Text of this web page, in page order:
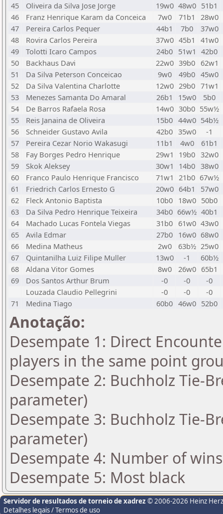
45
Oliveira da Silva Jose Jorge 19w0 48w0 51b1
46
Franz Henrique Karam da Conceica 7w0 71b1
28w0
47
Pereira Carlos Pequer 44b1 7b0 37w0
48
Rovira Carlos Pereira 37w0 45b1
41w0
49
Tolotti Icaro Campos 24b0 51w1 42b0
50
Backhaus Davi 22w0 39b0 62w1
51
Da Silva Peterson Conceicao 9w0 49b0 45w0
52
Da Silva Valentina Charlotte 12w0 29b0 71w1
53
Menezes Samanta Do Amaral 26b1 15w0 5b0
54
De Barros Rafaela Rosa 14w0 30b0 55w½
55
Reis Janaina de Oliveira 15b0 44w0 54b½
56
Schneider Gustavo Avila 42b0 35w0
-1
57
Pereira Cezar Norio Wakasugi 11b1 4w0 61b1
58
Fay Borges Pedro Henrique 29w1 19b0 32w0
59
Skok Aleksey 30w1 14b0 38w0
60
Franco Paulo Henrique Francisco 71w1 21b0 67w½
61
Friedrich Carlos Ernesto G 20w0 64b1
57w0
62
Fleck Antonio Baptista 10b0 18w0 50b0
63
Da Silva Pedro Henrique Teixeira 34b0 66w½ 40b1
64
Machado Lucas Fontela Viegas 31b0 61w0 43w0
65
Avila Edmar 27b0 16w0 68w0
66
Medina Matheus 2w0 63b½ 25w0
67
Quintanilha Luiz Filipe Muller 13w0 -1
60b½
68
Aldana Vitor Gomes 8w0 26w0 65b1
69
Dos Santos Arthur Brum -0 -0
-0
Louzada Claudio Pellegrini
-0 -0
-0
71
Medina Tiago 60b0 46w0 52b0
Anotação:
Desempate 1: Direct
players in the same point
Desempate 2: Buchholz Tie-
parameter)
Desempate 3: Buchholz Tie-
parameter)
Desempate 4: Number of
Desempate 5: Most black
Servidor de resultados de torneio de xadrez © 2006-2026 Heinz
Detalhes legais / Termos de uso